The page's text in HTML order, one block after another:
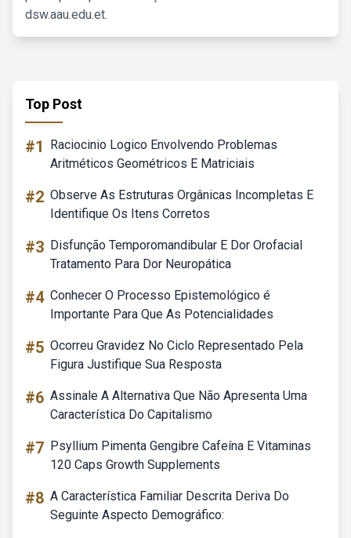
dsw.aau.edu.et.
Top Post
#1
Raciocinio Logico Envolvendo Problemas
Aritméticos Geométricos E Matriciais
#2 Observe As Estruturas Orgânicas Incompletas E
Identifique Os Itens Corretos
#3 Disfunção Temporomandibular E Dor Orofacial
Tratamento Para Dor Neuropática
#4 Conhecer O Processo Epistemológico é
Importante Para Que As Potencialidades
#5 Ocorreu Gravidez No Ciclo Representado Pela
Figura Justifique Sua Resposta
#6 Assinale A Alternativa Que Não Apresenta Uma
Característica Do Capitalismo
#7 Psyllium Pimenta Gengibre Cafeína E Vitaminas
120 Caps Growth Supplements
#8 A Característica Familiar Descrita Deriva Do
Seguinte Aspecto Demográfico: